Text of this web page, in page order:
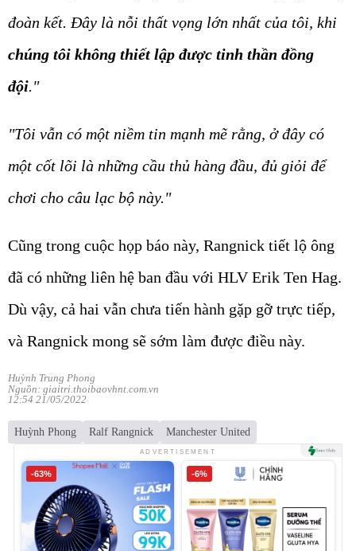
đoàn kết. Đây là nỗi thất vọng lớn nhất của tôi, khi
chúng tôi không thiết lập được tinh thần đồng
đội."
"Tôi vẫn có một niềm tin mạnh mẽ rằng, ở đây có
một cốt lõi là những cầu thủ hàng đầu, đủ giỏi để
chơi cho câu lạc bộ này."
Cũng trong cuộc họp báo này, Rangnick tiết lộ ông
đã có những liên hệ ban đầu với HLV Erik Ten Hag.
Dù vậy, cả hai vẫn chưa tiến hành gặp gỡ trực tiếp,
và Rangnick mong sẽ sớm làm được điều này.
Huỳnh Trung Phong
Nguồn: giaitri.thoibaovhnt.com.vn
12:54 21/05/2022
Huỳnh Phong Ralf Rangnick Manchester United
ADVERTISEMENT
-63% -6%